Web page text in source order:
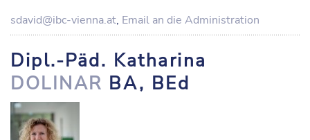
sdavid@ibc-vienna.at, Email an die Administration
Dipl.-Päd. Katharina
DOLINAR BA, BEd